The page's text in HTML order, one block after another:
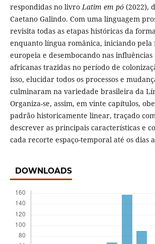
respondidas no livroLatim em pó (2022),
Caetano Galindo. Com uma linguagem
revisita todas as etapas históricas da
enquanto língua românica, iniciando pela
europeia e desembocando nas influências
africanas trazidas no período de
isso, elucidar todos os processos e
culminaram na variedade brasileira da
Organiza-se, assim, em vinte capítulos,
padrão historicamente linear, traçado
descrever as principais características e
cada recorte espaço-temporal até os dias
DOWNLOADS